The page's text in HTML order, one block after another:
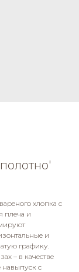
хлопка с
плеча и
и
графику.
– в качестве
с